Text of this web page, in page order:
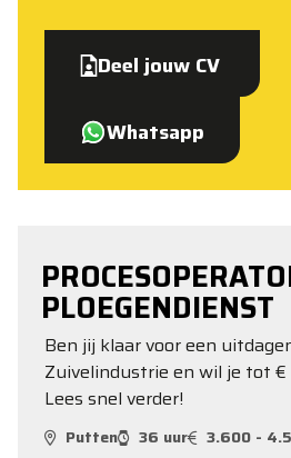
Deel jouw CV
Whatsapp
PLOEGENDIENST
Ben jij klaar voor een
Zuivelindustrie en wil je tot €
Lees snel verder!
Putten 36 uur 3.600 -